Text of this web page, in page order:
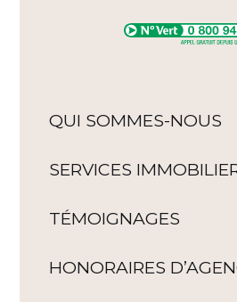
QUI SOMMES-NOUS
SERVICES
TÉMOIGNAGES
HONORAIRES